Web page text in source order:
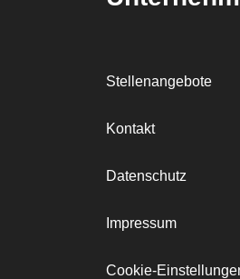
Stellenangebote
Kontakt
Datenschutz
Impressum
Cookie-